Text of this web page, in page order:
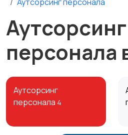
Аутсорсинг
персонала
Аутсорсинг
персонала 4